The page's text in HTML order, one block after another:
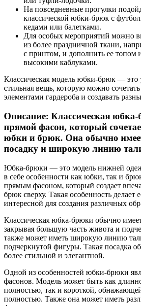
На повседневные прогулки
классической юбки-брюк с
кедами или балетками.
Для особых мероприятий можно
из более праздничной ткани,
с принтом, и дополнить ее топом
высокими каблуками.
Классическая модель юбки-брюк — это
стильная вещь, которую можно
элементами гардероба и создавать
Описание: Классическая
прямой фасон, который
юбки и брюк. Она обычно
посадку и широкую линию
Юбка-брюки — это модель нижней
в себе особенности как юбки, так и
прямым фасоном, который создает
брюк сверху. Такая особенность делает
интересной для создания различных
Классическая юбка-брюки обычно
закрывая большую часть живота и
также может иметь широкую линию
подчеркнутой фигуры. Такая посадка
более стильной и элегантной.
Одной из особенностей юбки-брюки
фасонов. Модель может быть как
полностью, так и короткой,
полностью. Также она может иметь